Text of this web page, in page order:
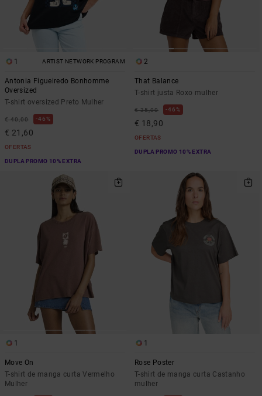
1 ARTIST NETWORK PROGRAM
Antonia Figueiredo Bonhomme
Oversized
T-shirt oversized Preto Mulher
€ 40,00 46%
€ 21,60
OFERTAS
DUPLA PROMO 10% EXTRA
2
That Balance
T-shirt justa Roxo mulher
€ 35,00 46%
€ 18,90
OFERTAS
DUPLA PROMO 10% EXTRA
1
Move On
T-shirt de manga curta Vermelho
Mulher
1
Rose Poster
T-shirt de manga curta Castanho
mulher